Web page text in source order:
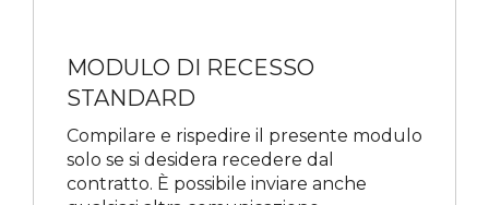
MODULO DI RECESSO
STANDARD
Compilare e rispedire il presente modulo
solo se si desidera recedere dal
contratto. È possibile inviare anche